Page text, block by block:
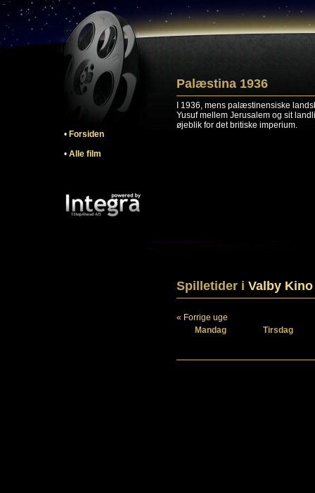
• Forsiden
• Alle film
Palæstina 1936
I 1936, mens palæstinensiske
Yusuf mellem Jerusalem og sit
øjeblik for det britiske imperium.
Spilletider i Valby Kino
« Forrige uge
Mandag
Tirsdag